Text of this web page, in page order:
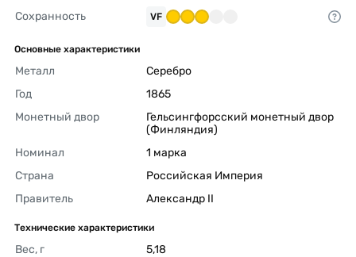
Сохранность VF
Основные характеристики
Металл
Серебро
Год
1865
Монетный двор
Гельсингфорсский монетный двор
(Финляндия)
Номинал
1 марка
Страна
Российская Империя
Правитель
Александр II
Технические характеристики
Вес, г
5,18